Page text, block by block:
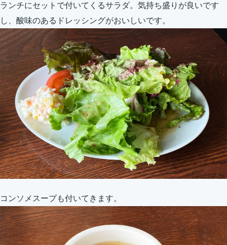
ランチにセットで付いてくるサラダ。気持ち盛りが良いです
し、酸味のあるドレッシングがおいしいです。
コンソメスープも付いてきます。